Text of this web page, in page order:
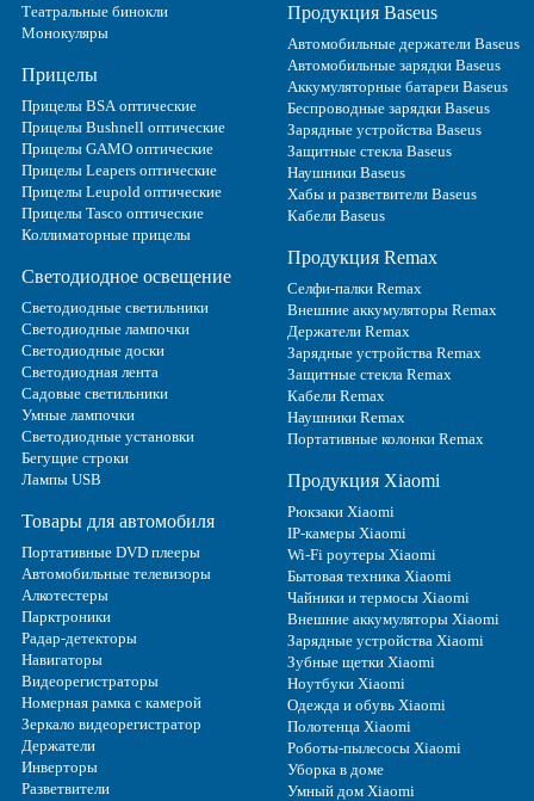
Театральные бинокли
Монокуляры
Прицелы
Прицелы BSA оптические
Прицелы Bushnell оптические
Прицелы GAMO оптические
Прицелы Leapers оптические
Прицелы Leupold оптические
Прицелы Tasco оптические
Коллиматорные прицелы
Светодиодное освещение
Светодиодные светильники
Светодиодные лампочки
Светодиодные доски
Светодиодная лента
Садовые светильники
Умные лампочки
Светодиодные установки
Бегущие строки
Лампы USB
Товары для автомобиля
Портативные DVD плееры
Автомобильные телевизоры
Алкотестеры
Парктроники
Радар-детекторы
Навигаторы
Видеорегистраторы
Номерная рамка с камерой
Зеркало видеорегистратор
Держатели
Инверторы
Разветвители
Продукция Baseus
Автомобильные держатели Baseus
Автомобильные зарядки Baseus
Аккумуляторные батареи Baseus
Беспроводные зарядки Baseus
Зарядные устройства Baseus
Защитные стекла Baseus
Наушники Baseus
Хабы и разветвители Baseus
Кабели Baseus
Продукция Remax
Селфи-палки Remax
Внешние аккумуляторы Remax
Держатели Remax
Зарядные устройства Remax
Защитные стекла Remax
Кабели Remax
Наушники Remax
Портативные колонки Remax
Продукция Xiaomi
Рюкзаки Xiaomi
IP-камеры Xiaomi
Wi-Fi роутеры Xiaomi
Бытовая техника Xiaomi
Чайники и термосы Xiaomi
Внешние аккумуляторы Xiaomi
Зарядные устройства Xiaomi
Зубные щетки Xiaomi
Ноутбуки Xiaomi
Одежда и обувь Xiaomi
Полотенца Xiaomi
Роботы-пылесосы Xiaomi
Уборка в доме
Умный дом Xiaomi